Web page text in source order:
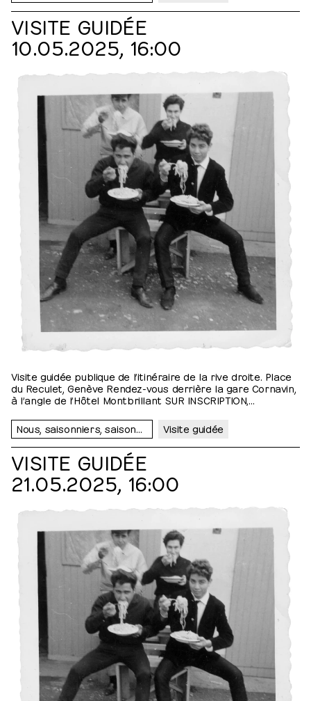
VISITE GUIDÉE
10.05.2025, 16:00
Visite guidée publique de l’itinéraire de la rive droite. Place
du Reculet, Genève Rendez-vous derrière la gare Cornavin,
à l’angle de l’Hôtel Montbrillant SUR INSCRIPTION,
Visite guidée
VISITE GUIDÉE
21.05.2025, 16:00